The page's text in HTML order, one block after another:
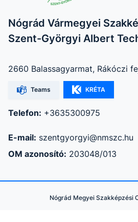
Nógrád Vármegyei
Szent-Györgyi Albert
2660 Balassagyarmat, Rákóczi
Teams KRÉTA
Telefon: +3635300975
E-mail: szentgyorgyi@nmszc.hu
OM azonosító: 203048/013
Nógrád Megyei Szakképzési